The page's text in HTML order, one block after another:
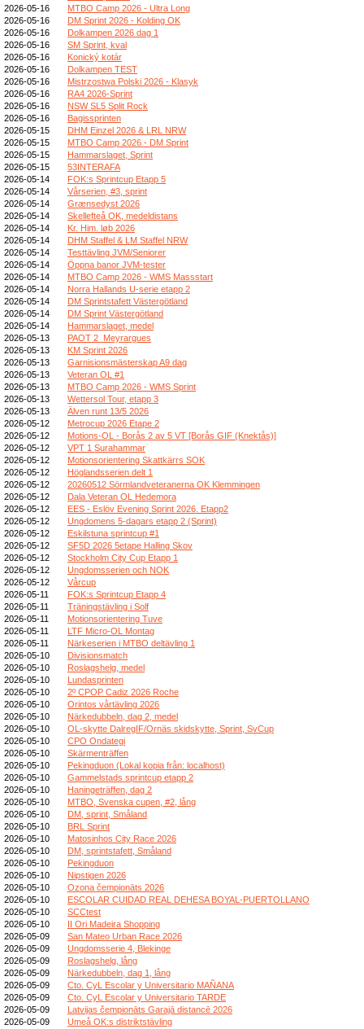
2026-05-16
MTBO Camp 2026 - Ultra Long
2026-05-16
DM Sprint 2026 - Kolding OK
2026-05-16
Dolkampen 2026 dag 1
2026-05-16
SM Sprint, kval
2026-05-16
Konický kotár
2026-05-16
Dolkampen TEST
2026-05-16
Mistrzostwa Polski 2026 - Klasyk
2026-05-16
RA4 2026-Sprint
2026-05-16
NSW SL5 Split Rock
2026-05-16
Bagissprinten
2026-05-15
DHM Einzel 2026 & LRL NRW
2026-05-15
MTBO Camp 2026 - DM Sprint
2026-05-15
Hammarslaget, Sprint
2026-05-15
53INTERAFA
2026-05-14
FOK:s Sprintcup Etapp 5
2026-05-14
Vårserien, #3, sprint
2026-05-14
Grænsedyst 2026
2026-05-14
Skellefteå OK, medeldistans
2026-05-14
Kr. Him. løb 2026
2026-05-14
DHM Staffel & LM Staffel NRW
2026-05-14
Testtävling JVM/Seniorer
2026-05-14
Öppna banor JVM-tester
2026-05-14
MTBO Camp 2026 - WMS Massstart
2026-05-14
Norra Hallands U-serie etapp 2
2026-05-14
DM Sprintstafett Västergötland
2026-05-14
DM Sprint Västergötland
2026-05-14
Hammarslaget, medel
2026-05-13
PAOT 2_Meyrargues
2026-05-13
KM Sprint 2026
2026-05-13
Garnisionsmästerskap A9 dag
2026-05-13
Veteran OL #1
2026-05-13
MTBO Camp 2026 - WMS Sprint
2026-05-13
Wettersol Tour, etapp 3
2026-05-13
Älven runt 13/5 2026
2026-05-12
Metrocup 2026 Etape 2
2026-05-12
Motions-OL - Borås 2 av 5 VT [Borås GIF (Knektås)]
2026-05-12
VPT 1 Surahammar
2026-05-12
Motionsorientering Skattkärrs SOK
2026-05-12
Höglandsserien delt 1
2026-05-12
20260512 Sörmlandveteranerna OK Klemmingen
2026-05-12
Dala Veteran OL Hedemora
2026-05-12
EES - Eslöv Evening Sprint 2026. Etapp2
2026-05-12
Ungdomens 5-dagars etapp 2 (Sprint)
2026-05-12
Eskilstuna sprintcup #1
2026-05-12
SF5D 2026 5etape Halling Skov
2026-05-12
Stockholm City Cup Etapp 1
2026-05-12
Ungdomsserien och NOK
2026-05-12
Vårcup
2026-05-11
FOK:s Sprintcup Etapp 4
2026-05-11
Träningstävling i Solf
2026-05-11
Motionsorientering Tuve
2026-05-11
LTF Micro-OL Montag
2026-05-11
Närkeserien i MTBO deltävling 1
2026-05-10
Divisionsmatch
2026-05-10
Roslagshelg, medel
2026-05-10
Lundasprinten
2026-05-10
2º CPOP Cadiz 2026 Roche
2026-05-10
Orintos vårtävling 2026
2026-05-10
Närkedubbeln, dag 2, medel
2026-05-10
OL-skytte DalregIF/Ornäs skidskytte, Sprint, SvCup
2026-05-10
CPO Ondategi
2026-05-10
Skärmenträffen
2026-05-10
Pekingduon (Lokal kopia från: localhost)
2026-05-10
Gammelstads sprintcup etapp 2
2026-05-10
Haningeträffen, dag 2
2026-05-10
MTBO, Svenska cupen, #2, lång
2026-05-10
DM, sprint, Småland
2026-05-10
BRL Sprint
2026-05-10
Matosinhos City Race 2026
2026-05-10
DM, sprintstafett, Småland
2026-05-10
Pekingduon
2026-05-10
Nipstigen 2026
2026-05-10
Ozona čempionāts 2026
2026-05-10
ESCOLAR CUIDAD REAL DEHESA BOYAL-PUERTOLLANO
2026-05-10
SCCtest
2026-05-10
II Ori Madeira Shopping
2026-05-09
San Mateo Urban Race 2026
2026-05-09
Ungdomsserie 4, Blekinge
2026-05-09
Roslagshelg, lång
2026-05-09
Närkedubbeln, dag 1, lång
2026-05-09
Cto. CyL Escolar y Universitario MAÑANA
2026-05-09
Cto. CyL Escolar y Universitario TARDE
2026-05-09
Latvijas čempionāts Garajā distancē 2026
2026-05-09
Umeå OK:s distriktstävling